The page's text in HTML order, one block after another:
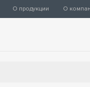
О продукции О